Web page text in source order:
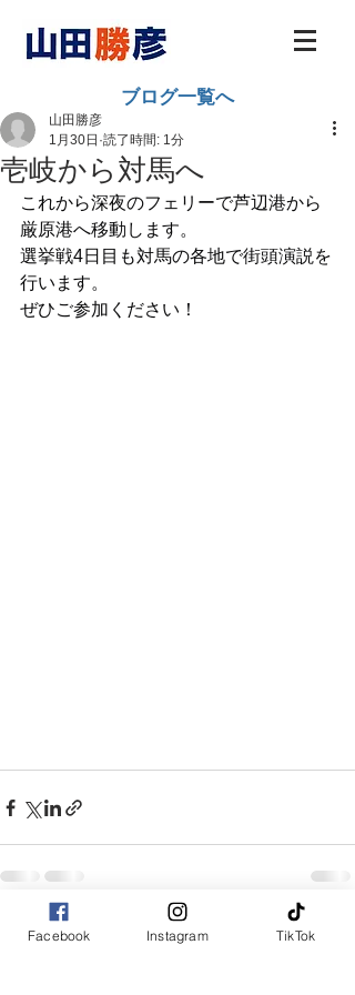
ブログ一覧へ
壱岐から対馬へ
山田勝彦
1月30日 読了時間: 1分
これから深夜のフェリーで芦辺港から
厳原港へ移動します。
選挙戦4日目も対馬の各地で街頭演説を
行います。
ぜひご参加ください！
Facebook Instagram TikTok